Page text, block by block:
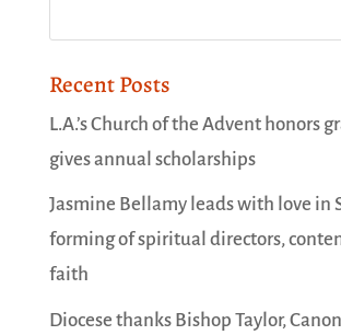
Recent Posts
L.A.’s Church of the Advent honors
gives annual scholarships
Jasmine Bellamy leads with love in
forming of spiritual directors,
faith
Diocese thanks Bishop Taylor,